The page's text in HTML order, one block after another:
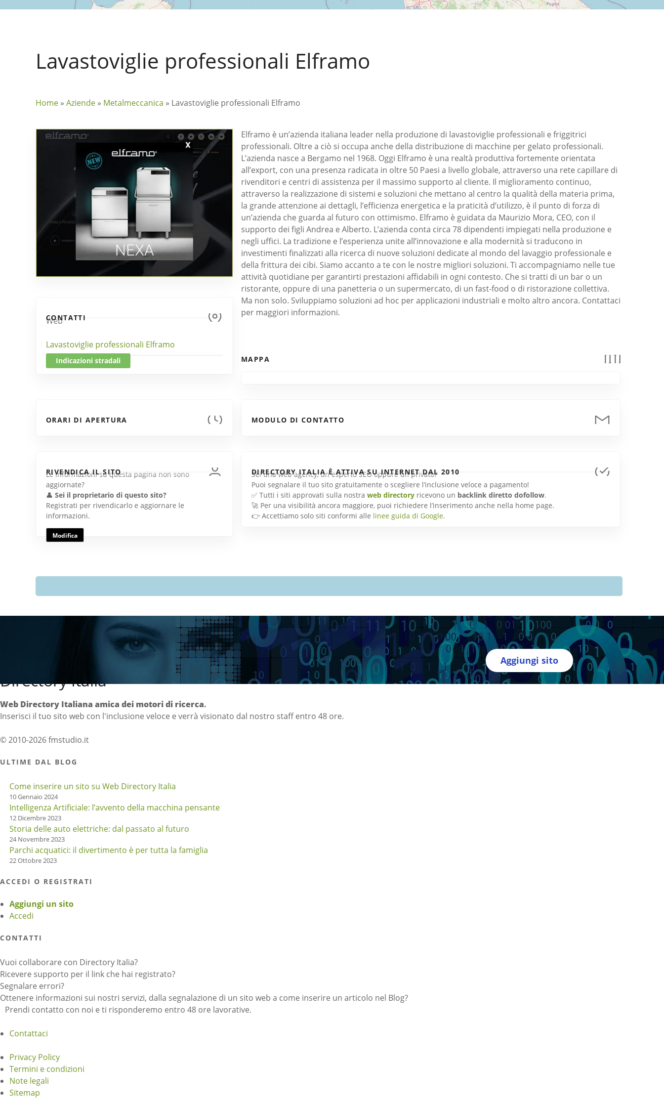
Lavastoviglie professionali Elframo
Home » Aziende » Metalmeccanica » Lavastoviglie professionali Elframo
CONTATTI
Web
Lavastoviglie professionali Elframo
Indicazioni stradali
Elframo è un’azienda italiana leader nella produzione di lavastoviglie professionali e friggitrici
professionali. Oltre a ciò si occupa anche della distribuzione di macchine per gelato professionali.
L’azienda nasce a Bergamo nel 1968. Oggi Elframo è una realtà produttiva fortemente orientata
all’export, con una presenza radicata in oltre 50 Paesi a livello globale, attraverso una rete capillare di
rivenditori e centri di assistenza per il massimo supporto al cliente. Il miglioramento continuo,
attraverso la realizzazione di sistemi e soluzioni che mettano al centro la qualità della materia prima,
la grande attenzione ai dettagli, l’efficienza energetica e la praticità d’utilizzo, è il punto di forza di
un’azienda che guarda al futuro con ottimismo. Elframo è guidata da Maurizio Mora, CEO, con il
supporto dei figli Andrea e Alberto. L’azienda conta circa 78 dipendenti impiegati nella produzione e
negli uffici. La tradizione e l’esperienza unite all’innovazione e alla modernità si traducono in
investimenti finalizzati alla ricerca di nuove soluzioni dedicate al mondo del lavaggio professionale e
della frittura dei cibi. Siamo accanto a te con le nostre migliori soluzioni. Ti accompagniamo nelle tue
attività quotidiane per garantirti prestazioni affidabili in ogni contesto. Che si tratti di un bar o un
ristorante, oppure di una panetteria o un supermercato, di un fast-food o di ristorazione collettiva.
Ma non solo. Sviluppiamo soluzioni ad hoc per applicazioni industriali e molto altro ancora. Contattaci
per maggiori informazioni.
MAPPA
ORARI DI APERTURA MODULO DI CONTATTO
RIVENDICA IL SITO
Le informazioni su questa pagina non sono
aggiornate?
👤 Sei il proprietario di questo sito?
Registrati per rivendicarlo e aggiornare le
informazioni.
Modifica
DIRECTORY ITALIA È ATTIVA SU INTERNET DAL 2010
Sei una web agency, un esperto SEO oppure un privato?
Puoi segnalare il tuo sito gratuitamente o scegliere l’inclusione veloce a pagamento!
✅ Tutti i siti approvati sulla nostra web directoryricevono un backlink diretto dofollow.
🚀 Per una visibilità ancora maggiore, puoi richiedere l’inserimento anche nella home page.
👉 Accettiamo solo siti conformi alle linee guida di Google.
Aggiungi sito
Directory Italia
Web Directory Italiana amica dei motori di ricerca.
Inserisci il tuo sito web con l'inclusione veloce e verrà visionato dal nostro staff entro 48 ore.
© 2010-2026 fmstudio.it
ULTIME DAL BLOG
Come inserire un sito su Web Directory Italia
10 Gennaio 2024
Intelligenza Artificiale: l’avvento della macchina pensante
12 Dicembre 2023
Storia delle auto elettriche: dal passato al futuro
24 Novembre 2023
Parchi acquatici: il divertimento è per tutta la famiglia
22 Ottobre 2023
ACCEDI O REGISTRATI
Aggiungi un sito
Accedi
CONTATTI
Vuoi collaborare con Directory Italia?
Ricevere supporto per il link che hai registrato?
Segnalare errori?
Ottenere informazioni sui nostri servizi, dalla segnalazione di un sito web a come inserire un articolo nel Blog?
Prendi contatto con noi e ti risponderemo entro 48 ore lavorative.
Contattaci
Privacy Policy
Termini e condizioni
Note legali
Sitemap